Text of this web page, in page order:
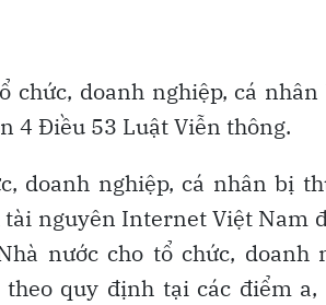
chức, doanh nghiệp, cá
4 Điều 53 Luật Viễn thông.
doanh nghiệp, cá nhân bị
nguyên Internet Việt Nam
nước cho tổ chức,
quy định tại các điểm